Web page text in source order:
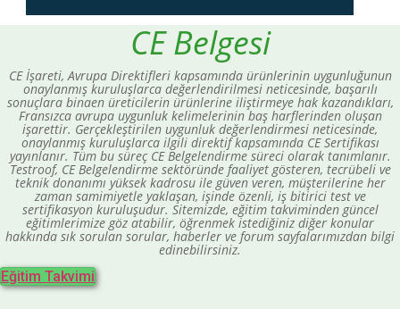
CE Belgesi
CE İşareti, Avrupa Direktifleri kapsamında ürünlerinin uygunluğunun
onaylanmış kuruluşlarca değerlendirilmesi neticesinde, başarılı
sonuçlara binaen üreticilerin ürünlerine iliştirmeye hak kazandıkları,
Fransızca avrupa uygunluk kelimelerinin baş harflerinden oluşan
işarettir. Gerçekleştirilen uygunluk değerlendirmesi neticesinde,
onaylanmış kuruluşlarca ilgili direktif kapsamında CE Sertifikası
yayınlanır. Tüm bu süreç CE Belgelendirme süreci olarak tanımlanır.
Testroof, CE Belgelendirme sektöründe faaliyet gösteren, tecrübeli ve
teknik donanımı yüksek kadrosu ile güven veren, müşterilerine her
zaman samimiyetle yaklaşan, işinde özenli, iş bitirici test ve
sertifikasyon kuruluşudur. Sitemizde, eğitim takviminden güncel
eğitimlerimize göz atabilir, öğrenmek istediğiniz diğer konular
hakkında sık sorulan sorular, haberler ve forum sayfalarımızdan bilgi
edinebilirsiniz.
Eğitim Takvimi